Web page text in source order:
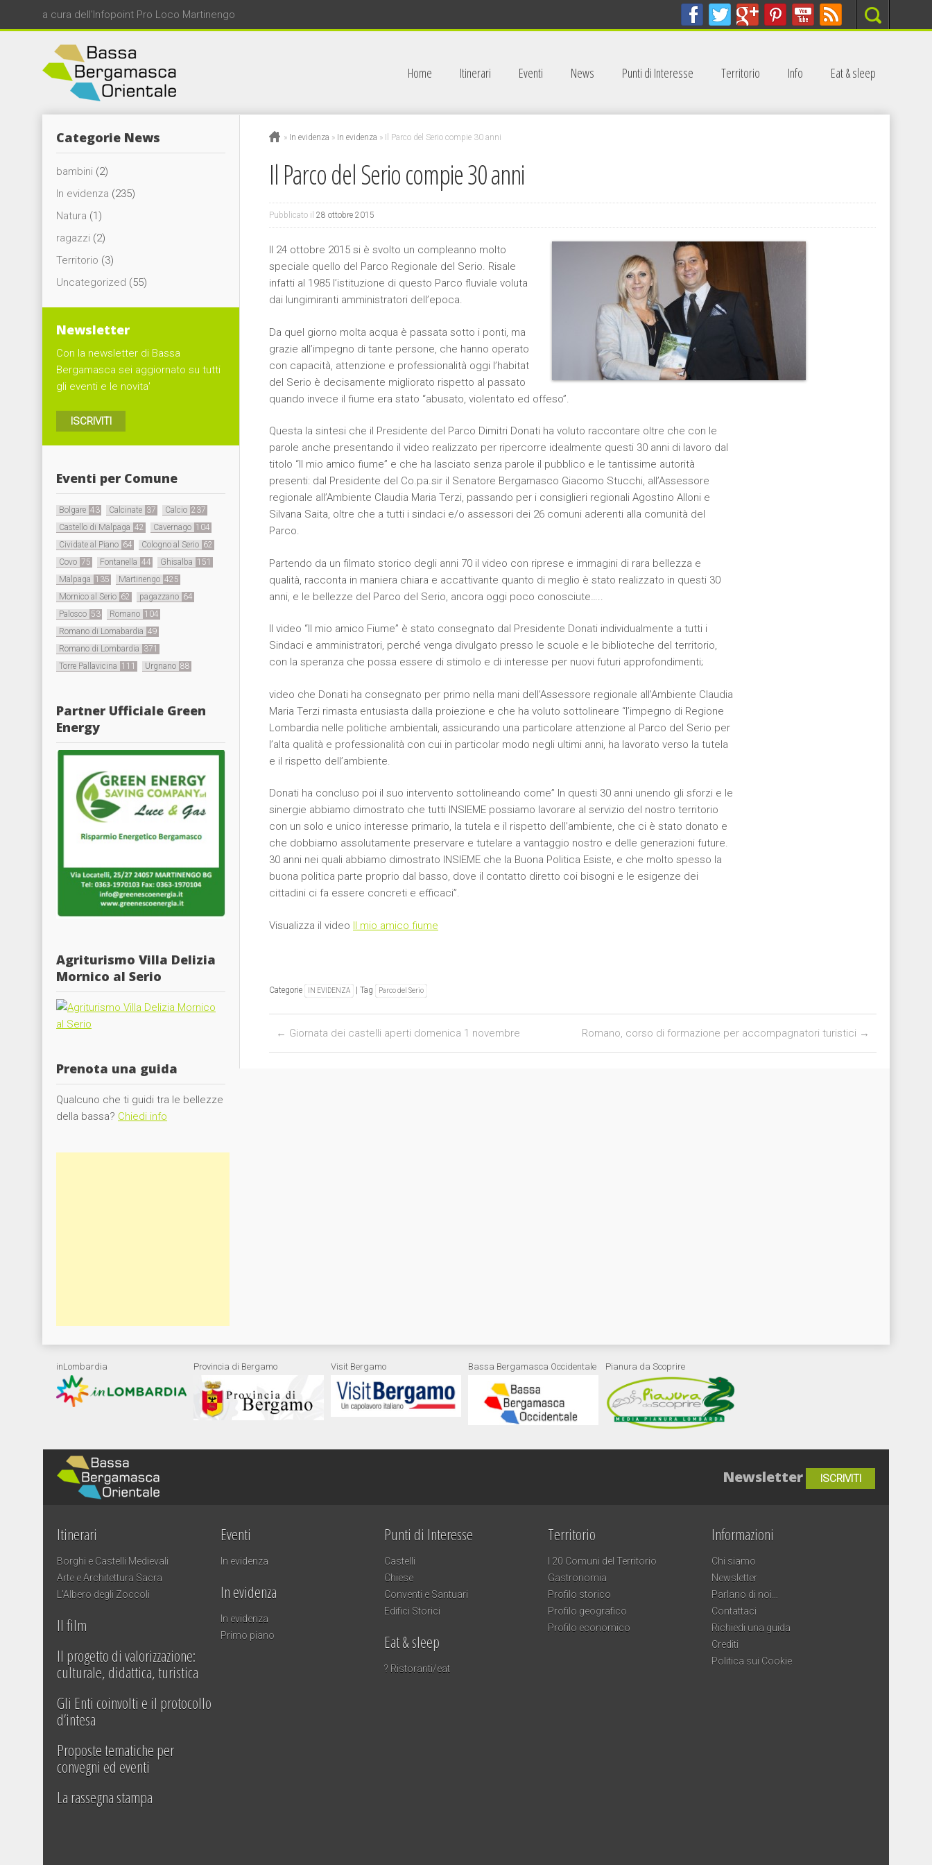
a cura dell'Infopoint Pro Loco Martinengo Search
Home Itinerari Eventi News Punti di Interesse Territorio Info Eat & sleep
» In evidenza » In evidenza » Il Parco del Serio compie 30 anni
Il Parco del Serio compie 30 anni
Pubblicato il 28 ottobre 2015
Il 24 ottobre 2015 si è svolto un compleanno molto
speciale quello del Parco Regionale del Serio. Risale
infatti al 1985 l’istituzione di questo Parco fluviale voluta
dai lungimiranti amministratori dell’epoca.
Da quel giorno molta acqua è passata sotto i ponti, ma
grazie all’impegno di tante persone, che hanno operato
con capacità, attenzione e professionalità oggi l’habitat
del Serio è decisamente migliorato rispetto al passato
quando invece il fiume era stato “abusato, violentato ed offeso”.
Questa la sintesi che il Presidente del Parco Dimitri Donati ha voluto raccontare oltre che con le
parole anche presentando il video realizzato per ripercorre idealmente questi 30 anni di lavoro dal
titolo “Il mio amico fiume” e che ha lasciato senza parole il pubblico e le tantissime autorità
presenti: dal Presidente del Co.pa.sir il Senatore Bergamasco Giacomo Stucchi, all’Assessore
regionale all’Ambiente Claudia Maria Terzi, passando per i consiglieri regionali Agostino Alloni e
Silvana Saita, oltre che a tutti i sindaci e/o assessori dei 26 comuni aderenti alla comunità del
Parco.
Partendo da un filmato storico degli anni 70 il video con riprese e immagini di rara bellezza e
qualità, racconta in maniera chiara e accattivante quanto di meglio è stato realizzato in questi 30
anni, e le bellezze del Parco del Serio, ancora oggi poco conosciute…..
Il video “Il mio amico Fiume” è stato consegnato dal Presidente Donati individualmente a tutti i
Sindaci e amministratori, perché venga divulgato presso le scuole e le biblioteche del territorio,
con la speranza che possa essere di stimolo e di interesse per nuovi futuri approfondimenti;
video che Donati ha consegnato per primo nella mani dell’Assessore regionale all’Ambiente Claudia
Maria Terzi rimasta entusiasta dalla proiezione e che ha voluto sottolineare “l’impegno di Regione
Lombardia nelle politiche ambientali, assicurando una particolare attenzione al Parco del Serio per
l’alta qualità e professionalità con cui in particolar modo negli ultimi anni, ha lavorato verso la tutela
e il rispetto dell’ambiente.
Donati ha concluso poi il suo intervento sottolineando come” In questi 30 anni unendo gli sforzi e le
sinergie abbiamo dimostrato che tutti INSIEME possiamo lavorare al servizio del nostro territorio
con un solo e unico interesse primario, la tutela e il rispetto dell’ambiente, che ci è stato donato e
che dobbiamo assolutamente preservare e tutelare a vantaggio nostro e delle generazioni future.
30 anni nei quali abbiamo dimostrato INSIEME che la Buona Politica Esiste, e che molto spesso la
buona politica parte proprio dal basso, dove il contatto diretto coi bisogni e le esigenze dei
cittadini ci fa essere concreti e efficaci”.
Visualizza il video Il mio amico fiume
Categorie IN EVIDENZA | Tag Parco del Serio
← Giornata dei castelli aperti domenica 1 novembre Romano, corso di formazione per accompagnatori turistici →
Categorie News
bambini (2)
In evidenza (235)
Natura (1)
ragazzi (2)
Territorio (3)
Uncategorized (55)
Newsletter
Con la newsletter di Bassa
Bergamasca sei aggiornato su tutti
gli eventi e le novita'
ISCRIVITI
Eventi per Comune
Bolgare 43 Calcinate 37 Calcio 237
Castello di Malpaga 42 Cavernago 104
Cividate al Piano 64 Cologno al Serio 62
Covo 75 Fontanella 44 Ghisalba 151
Malpaga 135 Martinengo 425
Mornico al Serio 62 pagazzano 64
Palosco 53 Romano 104
Romano di Lomabardia 49
Romano di Lombardia 371
Torre Pallavicina 111 Urgnano 88
Partner Ufficiale Green
Energy
Agriturismo Villa Delizia
Mornico al Serio
Prenota una guida
Qualcuno che ti guidi tra le bellezze
della bassa? Chiedi info
inLombardia Provincia di Bergamo Visit Bergamo Bassa Bergamasca Occidentale Pianura da Scoprire
Newsletter ISCRIVITI
Itinerari
Borghi e Castelli Medievali
Arte e Architettura Sacra
L’Albero degli Zoccoli
Il film
Il progetto di valorizzazione:
culturale, didattica, turistica
Gli Enti coinvolti e il protocollo
d’intesa
Proposte tematiche per
convegni ed eventi
La rassegna stampa
Eventi
In evidenza
In evidenza
In evidenza
Primo piano
Punti di Interesse
Castelli
Chiese
Conventi e Santuari
Edifici Storici
Eat & sleep
? Ristoranti/eat
Territorio
I 20 Comuni del Territorio
Gastronomia
Profilo storico
Profilo geografico
Profilo economico
Informazioni
Chi siamo
Newsletter
Parlano di noi…
Contattaci
Richiedi una guida
Crediti
Politica sui Cookie